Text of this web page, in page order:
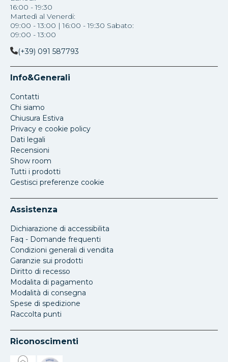
16:00 - 19:30
Martedì al Venerdi:
09:00 - 13:00 | 16:00 - 19:30 Sabato:
09:00 - 13:00
(+39) 091 587793
Info&Generali
Contatti
Chi siamo
Chiusura Estiva
Privacy e cookie policy
Dati legali
Recensioni
Show room
Tutti i prodotti
Gestisci preferenze cookie
Assistenza
Dichiarazione di accessibilita
Faq - Domande frequenti
Condizioni generali di vendita
Garanzie sui prodotti
Diritto di recesso
Modalita di pagamento
Modalità di consegna
Spese di spedizione
Raccolta punti
Riconoscimenti